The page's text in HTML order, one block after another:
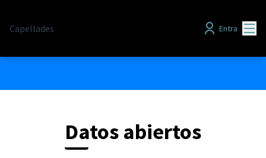
Capellades Entra
Datos abiertos